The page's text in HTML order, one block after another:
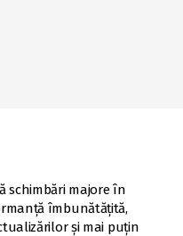
schimbări majore în
îmbunătățită,
și mai puțin